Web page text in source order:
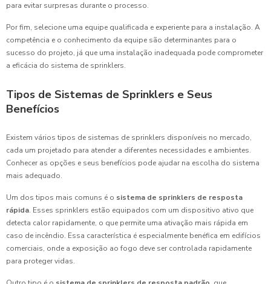
para evitar surpresas durante o processo.
Por fim, selecione uma equipe qualificada e experiente para a instalação. A
competência e o conhecimento da equipe são determinantes para o
sucesso do projeto, já que uma instalação inadequada pode comprometer
a eficácia do sistema de sprinklers.
Tipos de Sistemas de Sprinklers e Seus
Benefícios
Existem vários tipos de sistemas de sprinklers disponíveis no mercado,
cada um projetado para atender a diferentes necessidades e ambientes.
Conhecer as opções e seus benefícios pode ajudar na escolha do sistema
mais adequado.
Um dos tipos mais comuns é o sistema de sprinklers de resposta
rápida. Esses sprinklers estão equipados com um dispositivo ativo que
detecta calor rapidamente, o que permite uma ativação mais rápida em
caso de incêndio. Essa característica é especialmente benéfica em edifícios
comerciais, onde a exposição ao fogo deve ser controlada rapidamente
para proteger vidas.